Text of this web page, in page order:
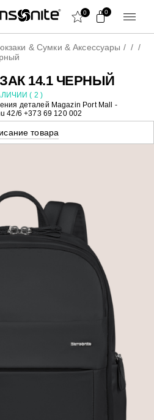
0 0
& Сумки & Аксессуары / / /
14.1 ЧЕРНЫЙ
( 2)
деталей Magazin Port Mall -
42/6 +373 69 120 002
товара